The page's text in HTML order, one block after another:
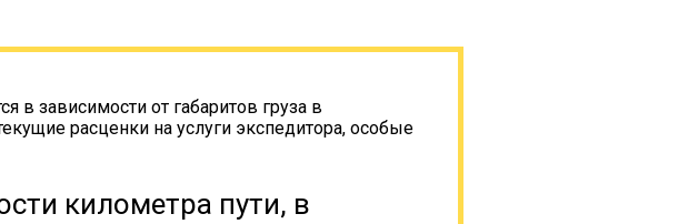
в зависимости от габаритов груза в
расценки на услуги экспедитора, особые
километра пути, в